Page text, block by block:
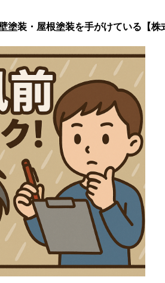
塗装・屋根塗装を手がけている【株